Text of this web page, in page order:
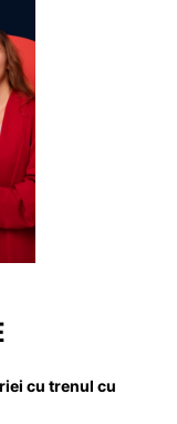
cu trenul cu